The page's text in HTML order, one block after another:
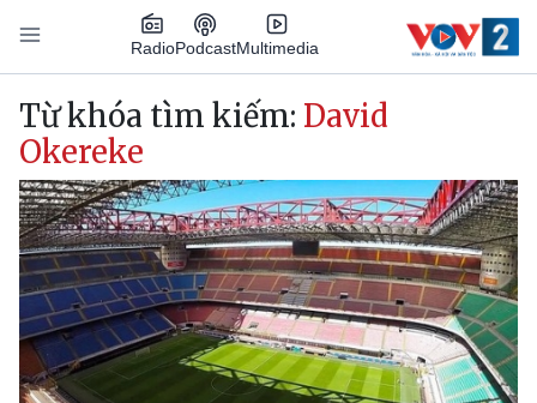
Nhảy đến nội dung
RadioPodcastMultimedia
Main navigation
Từ khóa tìm kiếm: David
Okereke